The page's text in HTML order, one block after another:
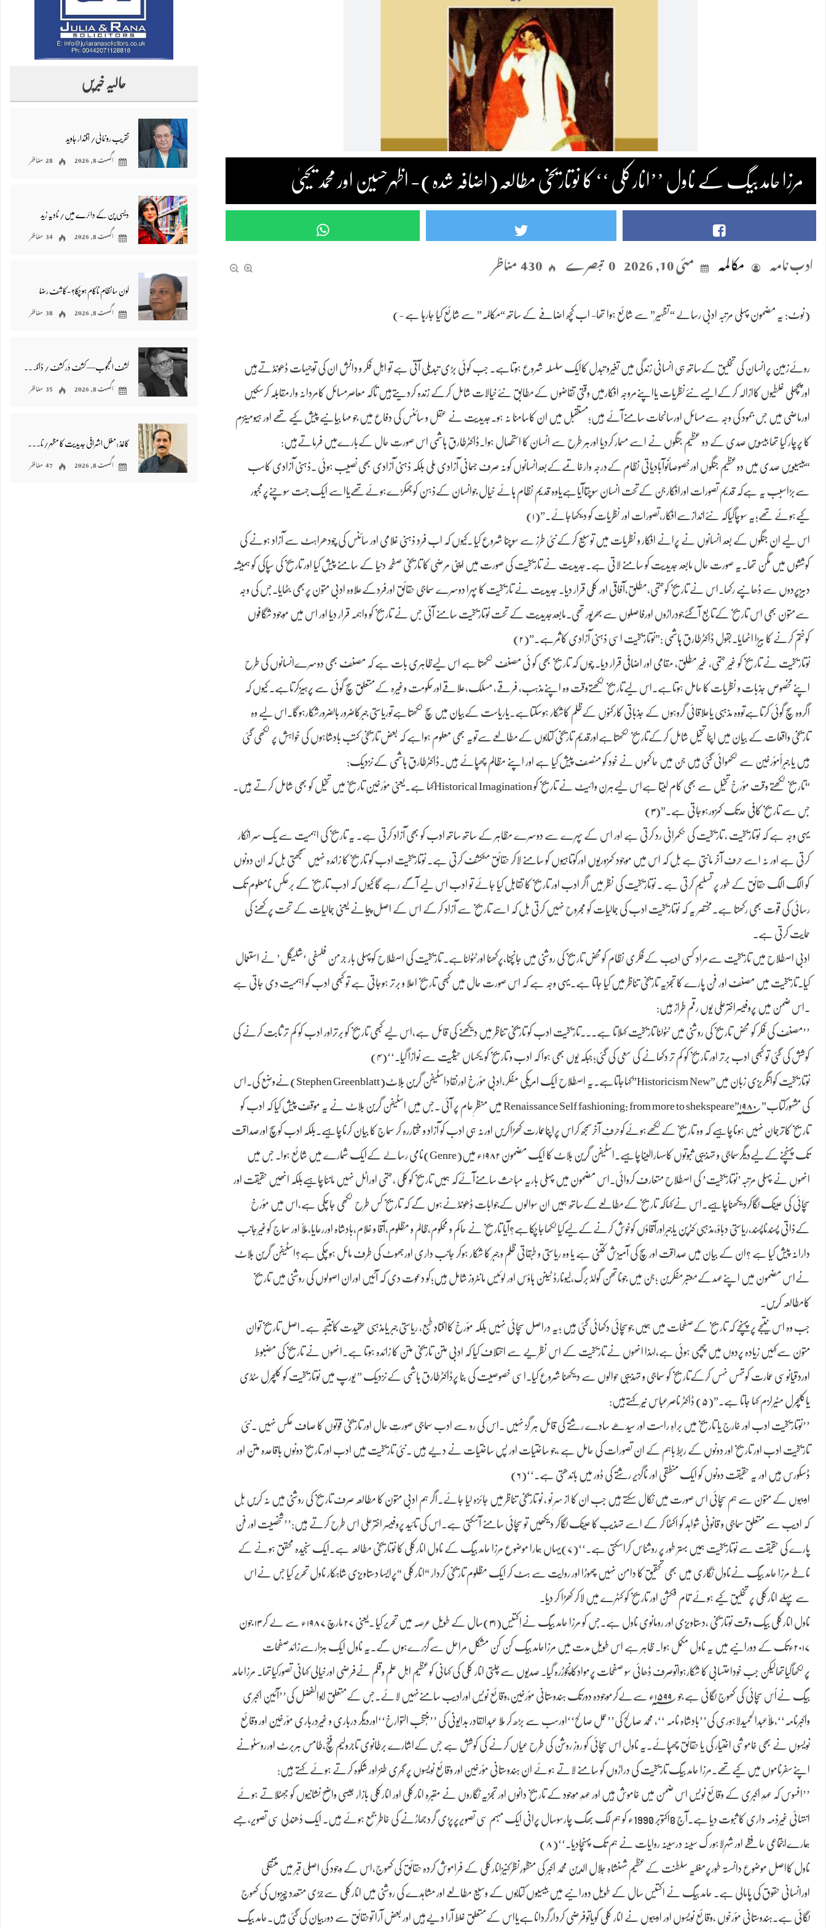
مرزا حامد بیگ کے ناول ’’انارکلی ‘‘ کا نوتاریخی مطالعہ(اضافہ شدہ)- اظہرحسین اور محمد یحییٰ
ادب نامہ مکالمہ مئی 10, 2026 0 تبصرے 430 مناظر
(نوٹ: یہ مضمون پہلی مرتبہ ادبی رسالے “تظہیر” سے شائع ہوا تھا- اب کچھ اضافے کے ساتھ “مکالمہ” سے شائع کیا جارہا ہے -)
روئےزمین پرانسان کی تخلیق کےساتھ ہی انسانی زندگی میں تغیرو تبدل کاایک سلسلہ شروع ہوتاہے۔ جب کوئی بڑی تبدیلی آتی ہے تو اہلِ فکر و دانش ان کی توجیہات ڈھونڈتےہیں
اورپچھلی غلطیوں کاازالہ کرکےایسےنئےنظریات یااپنےمروجہ افکارمیں وقتی تقاضوں کےمطابق نئےخیالات شامل کرکے زندہ کردیتےہیں تاکہ معاصرمسائل کامردانہ وارمقابلہ کرسکیں
اورماضی میں جس جمود کی وجہ سےمسائل اورسانحات سامنےآئے ہیں؛مستقبل میں ان کاسامنا نہ ہو۔جدیدیت نے عقل و سائنس کی دفاع میں جو مہا بیانیے پیش کیے تھے اور ہیومینزم
کا پرچار کیا تھا بیسویں صدی کے دو عظیم جنگوں نے اسے مسمار کردیا اورہر طرح سے انسان کا استحصال ہوا۔ڈاکٹرطارق ہاشمی اس صورتِ حال کےبارےمیں فرماتےہیں:
“بیسیویں صدی میں دوعظیم جنگوں اورخصوصاًنوآبادیاتی نظام کےدرجہ وارخاتمےکےبعدانسانوں کونہ صرف جسمانی آزادی ملی بلکہ ذہنی آزادی بھی نصیب ہوئی ۔ذہنی آزادی کاسب
سےبڑاسبب یہ ہےکہ قدیم تصورات اورافکارجن کےتحت انسان سوچتاآیاہےیاوہ قدیم نظام ہائے خیال جوانسان کےذہن کوجھکڑےہوئےتھےیااسے ایک جہت سوچنےپرمجبور
کیےہوئے تھے؛یہ سوچاگیاکہ نئےاندازسےافکار،تصورات اور نظریات کو دیکھاجائے۔”(۱)
اس لیے ان جنگوں کے بعد انسانوں نے پرانے افکار و نظریات میں توسیع کرکےنئی طرز سے سوچنا شروع کیا ۔کیوں کہ اب فرد ذہنی غلامی اور سائنس کی چودھراہٹ سے آزاد ہونے کی
کوششوں میں مگن تھا۔یہ صورت حال مابعد جدیدیت کو سامنے لاتی ہے۔جدیدیت نے تاریخیت کی صورت میں اپنی مرضی کا تاریخی صفحہ دنیا کے سامنے پیش کیا اور تاریخ کی سپاکی کو ہمیشہ
دبیزپردوں سے ڈھانپے رکھا۔اس نے تاریخ کوحتمی،مطلق،آفاقی اور کلّی قرار دیا۔ جدیدیت نے تاریخیت کا پہرا دوسرے سماجی حقائق اورفردکےعلاوہ ادبی متون پربھی بٹھایا۔جس کی وجہ
سےمتون بھی اس تاریخ کےتابع آگئےجودراڑوں اورفاصلوں سےبھرپور تھی۔مابعدجدیدیت کے تحت نوتاریخیت سامنے آئی جس نے تاریخ کو واہمہ قرار دیا اور اس میں موجود شگافوں
کوختم کرنے کا بیڑا اٹھایا۔بقولِ ڈاکٹرطارق ہاشمی :”نوتاریخیت اسی ذہنی آزادی کاثمرہے۔”(۲)
نوتاریخیت نے تاریخ کو غیر حتمی، غیر مطلق، مقامی اور اضافی قرار دیا۔ چوں کہ تاریخ بھی کو ئی مصنف لکھتا ہے اس لیےظاہری بات ہے کہ مصنف بھی دوسرےانسانوں کی طرح
اپنےمخصوص جذبات و نظریات کا حامل ہوتاہے۔اس لیےتاریخ لکھتےوقت وہ اپنےمذہب، فرقے، مسلک،علاقےاورحکومت وغیرہ کےمتعلق سچ گوئی سے پرہیزکرتاہے۔ کیوں کہ
اگروہ سچ گوئی کرتاہےتووہ مذہبی یاعلاقائی گروہوں کے جذباتی کارکنوں کےظلم کاشکار ہوسکتاہے۔یاریاست کےبیان میں سچ لکھتاہےتوریاستی جبرکاضرور بالضرورشکارہوگا۔اس لیے وہ
تاریخی واقعات کے بیان میں اپنا تخیل شامل کرکےتاریخ لکھتاہےاورقدیم تاریخی کتابوں کےمطالعےسےتویہ بھی معلوم ہواہے کہ بعض تاریخی کتب بادشاہوں کی خواہش پر لکھی گئی
ہیں یا جبراًمؤرخین سے لکھوائی گئی ہیں جن میں حاکموں نے خود کو منصف پیش کیا ہے اور اپنے مظالم چھپائے ہیں۔ڈاکٹرطارق ہاشمی کےنزدیک:
“تاریخ لکھتے وقت مؤرخ تخیل سے بھی کام لیتا ہےاس لیےہرن وائیٹ نے تاریخ کو Historical Imaginationکہا ہے۔یعنی مؤرخین تاریخ میں تخیل کو بھی شامل کرتے ہیں۔
جس سے تاریخ کافی حدتک کمزورہوجاتی ہے۔”(۳)
یہی وجہ ہے کہ نوتاریخیت ، تاریخیت کی حکمرانی رد کرتی ہے اور اس کے پہرے سے دوسرے مظاہر کے ساتھ ساتھ ادب کو بھی آزاد کرتی ہے۔ یہ تاریخ کی اہمیت سے یک سر انکار
کرتی ہے اور نہ اسے حرفِ آخر مانتی ہے بل کہ اس میں موجود کمزوریوں اورکوتاہیوں کو سامنے لاکر حقائق منکشف کرتی ہے۔ نوتاریخیت ادب کو تاریخ کا زائدہ نہیں سمجھتی بل کہ ان دونوں
کو الگ الگ حقائق کے طور پر تسلیم کرتی ہے ۔ نوتاریخیت کی نظر میں اگر ادب اور تاریخ کا تقابل کیا جائے تو ادب اس لیے آگے رہے گا کیوں کہ ادب تاریخ کے برعکس نامعلوم تک
رسائی کی قوت بھی رکھتا ہے۔مختصر یہ کہ نوتاریخیت ادب کی جمالیات کو مجروح نہیں کرتی بل کہ اسے تاریخ سے آزاد کرکے اس کے اصل پیمانے یعنی جمالیات کے تحت پرکھنے کی
حمایت کرتی ہے۔
ادبی اصطلاح میں تاریخیت سےمراد کسی ادیب کےفکری نظام کومحض تاریخ کی روشنی میں جانچنا،پرکھنا اورٹٹولناہے۔ تاریخیت کی اصطلاح کوپہلی بار جرمن فلسفی ‘شلیگل’ نے استعمال
کیا۔تاریخیت میں مصنف اور فن پارے کا تجزیہ تاریخی تناظر میں کیا جاتا ہے۔یہی وجہ ہے کہ اس صورت حال میں کبھی تاریخ اعلا و برتر ہوجاتی ہے تو کبھی ادب کو اہمیت دی جاتی ہے
۔اس ضمن میں پروفیسراخترعلی یوں رقم طراز ہیں:
’’مصنف کی فکر کو محض تاریخ کی روشنی میں ٹٹولنا تاریخیت کہلاتا ہے۔۔۔تاریخیت ادب کو تاریخی تناظر میں دیکھنے کی قائل ہے،اس لیے کبھی تاریخ کو برتراور ادب کو کم تر ثابت کرنے کی
کوشش کی گئی تو کبھی ادب برتر اور تاریخ کو کم تر دکھانے کی سعی کی گئی؛جبکہ یوں بھی ہوا کہ ادب و تاریخ کو یکساں حیثیت سے نوازا گیا۔‘‘(۴)
نوتاریخیت کوانگریزی زبان میں”Historicism New”کہاجاتاہے۔یہ اصطلاح ایک امریکی مفکر،ادبی مؤرخ اورنقاداسٹیفن گرین بلاٹ(Stephen Greenblatt)نےوضع کی۔اس
کی مشہورکتاب”Renaissance Self fashioning: from more to shekspeare”۱۹۸۰؁ میں منظرِ عام پر آئی ۔جس میں اسٹیفن گرین بلاٹ نے یہ موقف پیش کیا کہ ادب کو
تاریخ کاترجمان نہیں ہوناچاہیے کہ وہ تاریخ کےلکھےہوئےکوحرفِ آخرسمجھ کراس پراپناعمارت کھڑاکریں اورنہ ہی ادب کو آزاد و مختاررہ کر سماج کا بیان کرناچاہیے۔بلکہ ادب کوسچ اورصداقت
تک پہنچنےکےلیےدیگرسماجی و تہذیبی ثبوتوں کاسہارالیناچاہیے۔اسٹیفن گرین بلاٹ کا ایک مضمون ۱۹۸۲ء میں(Genre)نامی رسالے کےایک شمارے میں شائع ہوا۔ جس میں
انھوں نے پہلی مرتبہ’نوتاریخیت’ کی اصطلاح متعارف کروائی۔اس مضمون میں پہلی باریہ مباحث سامنےآئےکہ ہمیں تاریخ کوکُلی ،حتمی اوراٹل نہیں مانناچاہیےبلکہ انھیں حقیقت اور
سچائی کی عینک لگاکردیکھناچاہیے۔اس نےکہاکہ تاریخ کےمطالعےکےساتھ ہمیں ان سوالوں کےجوابات ڈھونڈنےہوں گے کہ تاریخ کس طرح لکھی جاچکی ہے،اس میں مؤرخ
کےذاتی پسندناپسند،ریاستی دباؤ،مذہبی کٹرپن یاجبراورآقاؤں کوخوش کرنےکےلیےکیالکھاجاچکاہے؟آیا تاریخ نے حاکم و محکوم،ظالم و مظلوم،آقا و غلام،بادشاہ اوررعایا،مُلّا اور سماج کوغیرجانب
دارانہ پیش کیا ہے ؟ان کے بیان میں صداقت اور سچ کی آمیزش کتنی ہے یا وہ ریاستی و طبقاتی ظلم و جبر کا شکار ہوکر جانب داری اورجھوٹ کی طرف مائل ہوچکی ہے؟اسٹیفن گرین بلاٹ
نےاس مضمون میں اپنےعہدکےمعتبرمفکرین ؛جن میں جوناتھن گولڈ برگ،لیونارڈ ٹینن ہاؤس اور لوئیس مانٹروز شامل ہیں؛کو دعوت دی کہ آئیں اوران اصولوں کی روشنی میں تاریخ
کامطالعہ کریں۔
جب وہ اس نتیجے پرپہنچے کہ تاریخ کےصفحات میں ہمیں جوسچائی دکھائی گئی ہیں ؛یہ دراصل سچائی نہیں بلکہ مؤرخ کاافتادِ طبع، ریاستی جبر یامذہبی عقیدت کانتیجہ ہے۔اصل تاریخ توان
متون سےکہیں زیادہ پردوں میں چھپی ہوئی ہے،لہذا انھوں نے تاریخیت کے اس نظریے سے اختلاف کیا کہ ادبی متن تاریخی متن کا زائدہ ہوتا ہے۔انھوں نے تاریخ کی مضبوط
اوردقیانوسی عمارت کوتہس نہس کرکےتاریخ کو سماجی و تہذیبی حوالوں سے دیکھنا شروع کیا۔اسی خصوصیت کی بنا پرڈاکٹرطارق ہاشمی کےنزدیک ” یورپ میں نوتاریخیت کو کلچرل سٹڈی
یاکلچرل مٹیرلزم کہا جاتا ہے۔”(۵) ڈاکٹر ناصرعباس نیّر کہتےہیں:
’’نوتاریخیت ادب اور خارج یا تاریخ میں براہِ راست اور سیدھے سادے رشتے کی قائل ہر گِز نہیں ۔اس کی رو سے ادب سماجی صورتِ حال اور تاریخی قوتوں کا صاف عکس نہیں ۔نئی
تاریخیت ادب اور تاریخ اور دونوں کے ربطِ باہم کے ان تصورات کی حامل ہے ،جو ساختیات اور پسِ ساختیات نے دیے ہیں ۔نئی تاریخیت میں ادب اور تاریخ دونوں باقاعدہ متن اور
ڈسکورس ہیں اور یہ حقیقت دونوں کو ایک منطقی اور ناگزیر رشتے کی ڈور میں باندھتی ہے۔‘‘(۶)
ادیبوں کے متون سے ہم سچائی اس صورت میں نکال سکتے ہیں جب ان کا از سرِ نو ، نو تاریخی تناظر میں جائزہ لیا جائے۔اگر ہم ادبی متون کا مطالعہ صرف تاریخ کی روشنی میں نہ کریں بل
کہ ادیب سے متعلق سماجی و قانونی شواہد کو اکٹھا کر کے اسے تہذیب کا عینک لگاکر دیکھیں تو سچائی سامنے آسکتی ہے۔اس کی تائید پروفیسر اخترعلی اس طرح کرتے ہیں:’’شخصیت اور فن
پارے کی حقیقت سے نوتاریخیت ہمیں بہتر طور پر روشناس کراسکتی ہے۔‘‘(۷)یہاں ہمارا موضوع مرزا حامد بیگ کے ناول انارکلی کا نوتاریخی مطالعہ ہے۔ایک سنجیدہ محقق ہونے کے
ناطے مرزا حامد بیگ نےناول نگاری میں بھی تحقیق کا دامن نہیں چھوڑا اور روایت سے ہٹ کر ایک مظلوم تاریخی کردار “انارکلی “پرایسا دستاویزی شاہکار ناول تحریر کیا جس نےاس
سے پہلے انارکلی پر تخلیق کیے ہوئے تمام فکشن اور تاریخ کو کٹہرے میں لاکر کھڑا کر دیا۔
ناول انارکلی بیک وقت نوتاریخی ،دستاویزی اور رومانوی ناول ہے۔جس کو مرزا حامد بیگ نےاِکتّیس(۳۱)سال کے طویل عرصہ میں تحریر کیا ۔یعنی ۲۷ مارچ ۱۹۸۷ء سے لے کر ۱۳ جون
۲۰۱۷ءتک کے دورانیے میں یہ ناول مکمل ہوا۔ ظاہر ہے اس طویل مدت میں مرزاحامد بیگ کن کن مشکل مراحل سےگزرےہوں گے۔یہ ناول ایک ہزارسےزائدصفحات
پرلکھاگیاتھالیکن جب خوداحتسابی کا شکارہواتوصرف ڈھائی سو صفحات پرموادکانچوڑرہ گیا۔ صدیوں سےچلتی انار کلی کی کہانی کوعظیم اہلِ علم وقلم نےفرضی اورخیالی کہانی تصورکیاتھا۔ مرزاحامد
بیگ نےاُس سچائی کی کھوج لگائی ہے جو ۱۵۹۹؁ء سےلےکرموجودہ دورتک ہندوستانی مؤرخین،وقائع نویس اورادیب سامنےنہیں لائے۔جس کےمتعلق ابوالفضل کی’’آئینِ اکبری
واکبرنامہ‘‘،مُلّاعبدالحمیدلاہوری کی’’بادشاہ نامہ ‘‘، محمد صالح کی’’عملِ صالح‘‘اورسب سے بڑھ کر مُلا عبدالقادر بدایونی کی ’’مُنتخب التوارخ‘‘اوردیگر درباری و غیردرباری مؤرخین اور وقائع
نویسوں نے بھی خاموشی اختیار کی یا حقائق چھپائے۔یہ ناول اس سچائی کو روزِ روشن کی طرح عیاں کرنے کی کوشش ہے جس کےاشارے برطانوی تاجرولیم فنچ،طامس ہربرٹ اورروسٹونے
اپنےسفرناموں میں کیےتھے۔مرزا حامد بیگ تاریخیت کی دراڑوں کو سامنے لاتے ہوئے ان ہندوستانی مؤرخین اور وقائع نویسوں پر گہری طنز اور شکوہ کرتے ہوئے کہتے ہیں:
’’افسوس کہ عہدِ اکبری کے وقائع نویس اس ضمن میں خاموش ہیں اور عہدِ موجود کے تاریخ دانوں اور تجزیہ نگاروں نے مقبرہ انارکلی اور انارکلی بازار جیسی واضح نشانیوں کو جُھٹلاتے ہوئے
انتہائی غیرذمہ داری کا ثبوت دیا ہے۔آج 8اکتوبر 1990ء کو ہم لگ بھگ چارسوسال پرانی ایک مبہم سی تصویرپرپڑی گردجھاڑنے کی خاطر جمع ہوئے ہیں۔ ایک دُھندلی سی تصویر،جسے
ہمارےاجتماعی حافظے اور شہرِلاہور ک سینہ درسینہ روایات نے ہم تک پہنچادیا۔‘‘(۸)
ناول کااصل موضوع دانستہ طورپرمغلیہ سلطنت کےعظیم شہنشاہ جلال الدین محمد اکبر کی منظورِنظرکنیزانارکلی کے فراموش کردہ حقائق کی کھوج،اس کے وجود کی اصلی قبر میں منتقلی
اورانسانی حقوق کی پامالی ہے۔ حامد بیگ نے اکتیس سال کے طویل دورانیے میں بیسیوں کتابوں کے وسیع مطالعے اور مشاہدے کی روشنی میں انارکلی سےجُڑی متعدد چیزوں کی کھوج
لگائی ہے۔ہندوستانی مؤرخوں ،وقائع نویسوں اور ادیبوں نے انار کلی کویاتوفرضی کردارگرداناہےیااس کےمتعلق غلط آرا دیےہیں اور بعض آرا توحقائق سے دوربیان کی گئی ہیں۔حامد بیگ
حالیہ خبریں
تقریب رونمائی/ اقتدار جاوید
اگست 8, 2026 28 مناظر
دیسی پن کے دائرے میں/ نادیہ زید
اگست 8, 2026 34 مناظر
کون سا نظام ناکام ہو چکا؟-کاشف رضا
اگست 8, 2026 38 مناظر
کشف المحجوب— کشف دَر کشف / ڈاکٹر اظہر وحید
اگست 8, 2026 35 مناظر
اگست 8, 2026 47 مناظر